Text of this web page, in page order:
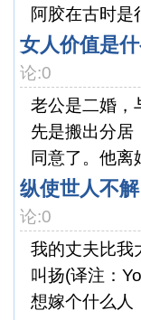
阿胶在古时是
女人价值是
论:0
老公是二婚，
先是搬出分居
同意了。他
纵使世人不
论:0
我的丈夫比我
叫扬(译注：
想嫁个什么人